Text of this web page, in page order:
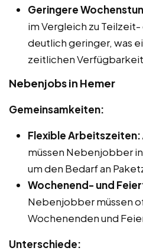
Geringere
im Vergleich zu
deutlich geringer, was
zeitlichen
Nebenjobs in Hemer
Gemeinsamkeiten:
Flexible Arbeitszeiten:
müssen Nebenjobber
um den Bedarf an
Wochenend- und
Nebenjobber müssen
Wochenenden und
Unterschiede: